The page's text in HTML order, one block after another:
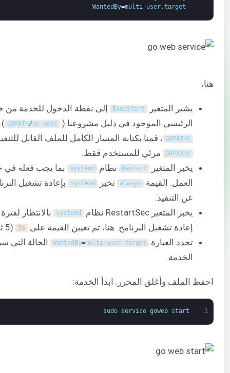
WantedBy=multi -user.target
هنا،
يشير المتغير ExecStart إلى نقطة الدخول للخدمة من
الرئيسي الموجود في دليل مشروعنا (
$
GOPATH/go-web
$
GOPATH ، قمنا بكتابة المسار الكامل للملف القابل
$
GOPATH مرئي للمستخدم فقط.
يخبر المتغير
Restart نظام systemd
بما يجب فعله في
العمل. القيمة
always تخبر systemd
بإعادة تشغيل
عن التنفيذ.
يخبر المتغير RestartSec نظام
systemd بالانتظار
إعادة تشغيل البرنامج. هنا، تم تعيين القيمة على
5s (5 ثوانٍ).
تحدد العبارة
WantedBy=multi- user .target
الحالة التي
الخدمة.
احفظ الملف وأغلق المحرر. ابدأ الخدمة:
1
sudo service goweb start